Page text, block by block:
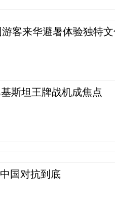
客来华避暑体验独特
斯坦王牌战机成焦点
国对抗到底